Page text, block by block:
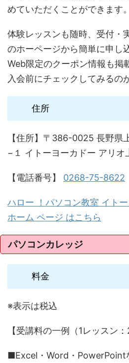
めていただくことができます。
体験レッスンも随時、受付・
のホーページから簡単に申し
Web限定のクーポン情報も掲
入会前にチェックしてみるの
住所
【住所】〒386-0025 長野県
−１ イトーヨーカドー アリオ
【電話番号】 0268-75-8622
ハロー ！パソコン教室 イト
ホーム ページ はこちら
パソコンカレッジ
料金
※表示は税込
【受講料の一例（1レッスン：
■Excel・Word・PowerPoint